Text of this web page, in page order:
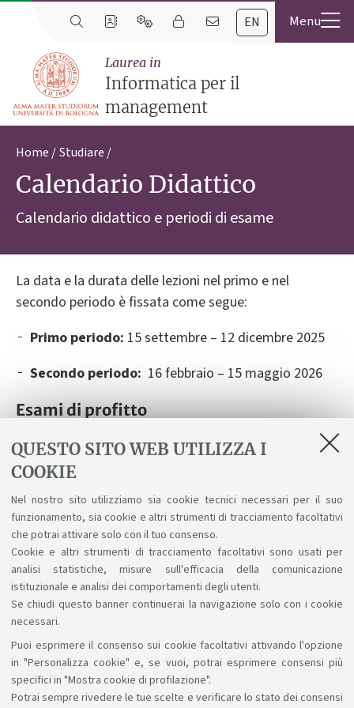
QUESTO SITO WEB UTILIZZA I
COOKIE
Nel nostro sito utilizziamo sia cookie tecnici necessari per il suo
funzionamento, sia cookie e altri strumenti di tracciamento facoltativi
che potrai attivare solo con il tuo consenso.
Cookie e altri strumenti di tracciamento facoltativi sono usati per
analisi statistiche, misure sull'efficacia della comunicazione
istituzionale e analisi dei comportamenti degli utenti.
Se chiudi questo banner continuerai la navigazione solo con i cookie
necessari.
Puoi esprimere il consenso sui cookie facoltativi attivando l'opzione
in "Personalizza cookie" e, se vuoi, potrai esprimere consensi più
specifici in "Mostra cookie di profilazione".
Potrai sempre rivedere le tue scelte e verificare lo stato dei consensi
EN
Laurea in
Informatica per il
management
Home Studiare
Calendario Didattico
Calendario didattico e periodi di esame
La data e la durata delle lezioni nel primo e nel
secondo periodo è fissata come segue:
Primo periodo: 15 settembre – 12 dicembre 2025
Secondo periodo: 16 febbraio – 15 maggio 2026
Esami di profitto
Gli esami di profitto si svolgono nei seguenti periodi:
7 Gennaio 2026 - 15 febbraio 2026
18 maggio 2026 - 31 luglio 2026
Data da determinarsi nell'ultima settimana di
agosto 2026 fino ad inizio lezioni a.a. 2026-2027
Sosteniamo il diritto alla conoscenza
Seguici su: